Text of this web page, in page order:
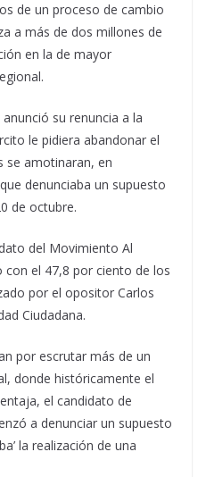
de un proceso de cambio
a más de dos millones de
en la de mayor
su renuncia a la
le pidiera abandonar el
se amotinaran, en
denunciaba un supuesto
de octubre.
del Movimiento Al
con el 47,8 por ciento de los
por el opositor Carlos
Ciudadana.
por escrutar más de un
donde históricamente el
el candidato de
a denunciar un supuesto
la realización de una